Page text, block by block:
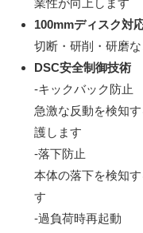
業性が向上します
100mmディスク対
切断・研削・研磨
DSC安全制御技術
-キックバック防止
急激な反動を検知
護します
-落下防止
本体の落下を検知
す
-過負荷時再起動